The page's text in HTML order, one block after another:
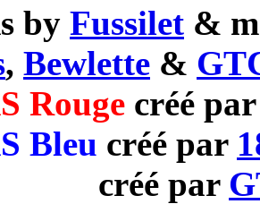
by Fussilet &
, Bewlette &
Rouge créé
Bleu créé par
créé par